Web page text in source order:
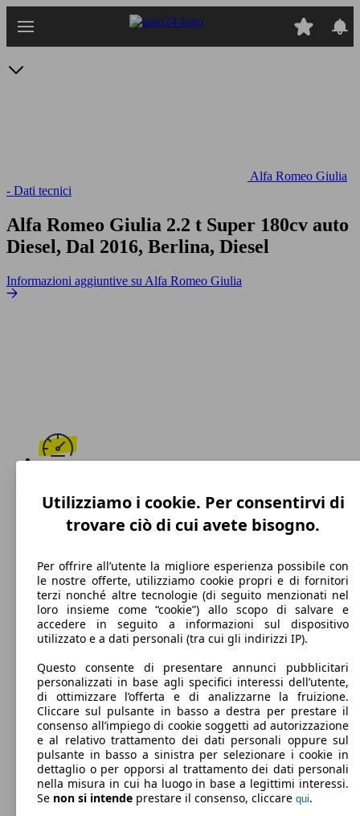
Alfa Romeo Giulia
- Dati tecnici
Alfa Romeo Giulia 2.2 t Super 180cv auto
Diesel, Dal 2016, Berlina, Diesel
Informazioni aggiuntive su Alfa Romeo Giulia
Diesel
Carburante
109 g/km
Emissioni di CO2 (combinato)*
Ø 4.2 l/100km
Utilizziamo i cookie. Per consentirvi di
trovare ciò di cui avete bisogno.
Per offrire all’utente la migliore esperienza possibile con
le nostre offerte, utilizziamo cookie propri e di fornitori
terzi nonché altre tecnologie (di seguito menzionati nel
loro insieme come “cookie”) allo scopo di salvare e
accedere in seguito a informazioni sul dispositivo
utilizzato e a dati personali (tra cui gli indirizzi IP).
Questo consente di presentare annunci pubblicitari
personalizzati in base agli specifici interessi dell’utente,
di ottimizzare l’offerta e di analizzarne la fruizione.
Cliccare sul pulsante in basso a destra per prestare il
consenso all’impiego di cookie soggetti ad autorizzazione
e al relativo trattamento dei dati personali oppure sul
pulsante in basso a sinistra per selezionare i cookie in
dettaglio o per opporsi al trattamento dei dati personali
nella misura in cui ha luogo in base a legittimi interessi.
Se non si intende prestare il consenso, cliccare qui.